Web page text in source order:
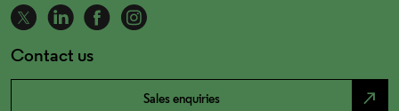
Contact us
Sales enquiries north_east